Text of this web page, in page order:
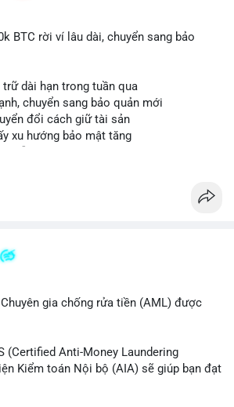
BTC rời ví lâu dài, chuyển sang bảo
dài hạn trong tuần qua
chuyển sang bảo quản mới
đổi cách giữ tài sản
xu hướng bảo mật tăng
gia chống rửa tiền (AML) được
(Certified Anti-Money Laundering
Kiểm toán Nội bộ (AIA) sẽ giúp bạn đạt